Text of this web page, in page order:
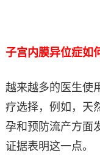
子宫内膜异位症如
越来越多的医生使
疗选择，例如，天
孕和预防流产方面
证据表明这一点。